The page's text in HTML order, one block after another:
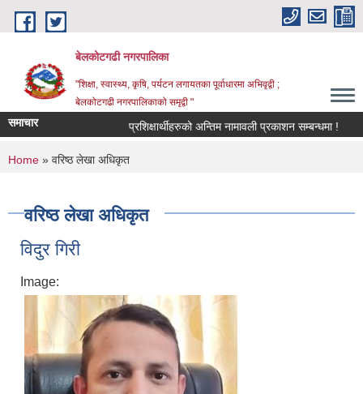
Skip to main content
बेलकोटगढी नगरपालिका
"शिक्षा, स्वास्थ्य, कृषि, पर्यटन लगायतका पूर्वाधारमा अभिवृद्वी ;
बेलकोटगढी नगरपालिकाको समृद्वी "
समाचार प्रशिक्षार्थीहरुको अन्तिम नामावली प्रकाशन सम्बन्धमा !
You are here
Home » वरिष्ठ लेखा अधिकृत
वरिष्ठ लेखा अधिकृत
विदुर गिरी
Image: